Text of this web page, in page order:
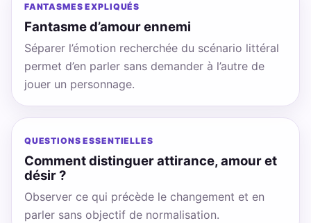
FANTASMES EXPLIQUÉS
Fantasme d’amour ennemi
Séparer l’émotion recherchée du scénario littéral
permet d’en parler sans demander à l’autre de
jouer un personnage.
QUESTIONS ESSENTIELLES
Comment distinguer attirance, amour et
désir ?
Observer ce qui précède le changement et en
parler sans objectif de normalisation.